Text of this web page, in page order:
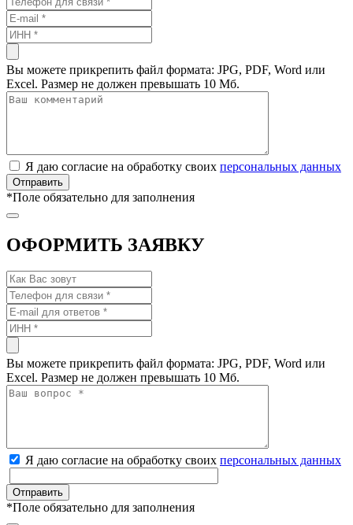
Вы можете прикрепить файл формата: JPG, PDF, Word или
Excel. Размер не должен превышать 10 Мб.
Я даю согласие на обработку своих персональных данных
*Поле обязательно для заполнения
ОФОРМИТЬ ЗАЯВКУ
Вы можете прикрепить файл формата: JPG, PDF, Word или
Excel. Размер не должен превышать 10 Мб.
Я даю согласие на обработку своих персональных данных
*Поле обязательно для заполнения